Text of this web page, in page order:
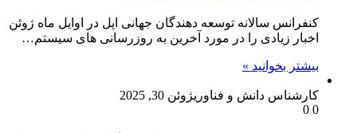
کنفرانس سالانه توسعه دهندگان جهانی اپل در اوایل ماه ژوئن
اخبار زیادی را در مورد آخرین به روزرسانی های سیستم…
بیشتر بخوانید »
کارشناس دانش و فناوریژوئن 30, 2025
0